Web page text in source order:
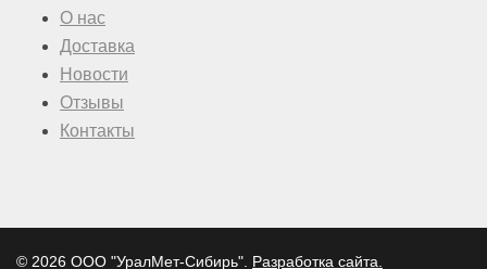
О нас
Доставка
Новости
Отзывы
Контакты
© 2026 ООО "УралМет-Сибирь". Разработка сайта.